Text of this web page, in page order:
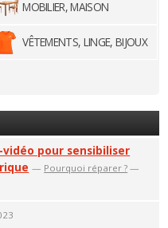
MOBILIER, MAISON
VÊTEMENTS, LINGE, BIJOUX
pour sensibiliser
— Pourquoi réparer ? —